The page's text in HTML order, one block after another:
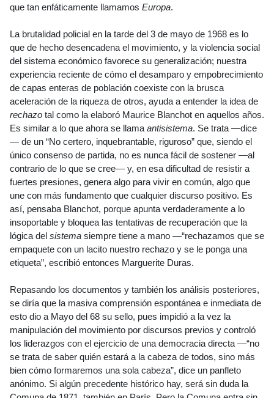
que tan enfáticamente llamamos Europa.
La brutalidad policial en la tarde del 3 de mayo de 1968 es lo
que de hecho desencadena el movimiento, y la violencia social
del sistema económico favorece su generalización; nuestra
experiencia reciente de cómo el desamparo y empobrecimiento
de capas enteras de población coexiste con la brusca
aceleración de la riqueza de otros, ayuda a entender la idea de
rechazo tal como la elaboró Maurice Blanchot en aquellos años.
Es similar a lo que ahora se llamaantisistema. Se trata —dice
— de un “No certero, inquebrantable, riguroso” que, siendo el
único consenso de partida, no es nunca fácil de sostener —al
contrario de lo que se cree— y, en esa dificultad de resistir a
fuertes presiones, genera algo para vivir en común, algo que
une con más fundamento que cualquier discurso positivo. Es
así, pensaba Blanchot, porque apunta verdaderamente a lo
insoportable y bloquea las tentativas de recuperación que la
lógica del sistema siempre tiene a mano —“rechazamos que se
empaquete con un lacito nuestro rechazo y se le ponga una
etiqueta”, escribió entonces Marguerite Duras.
Repasando los documentos y también los análisis posteriores,
se diría que la masiva comprensión espontánea e inmediata de
esto dio a Mayo del 68 su sello, pues impidió a la vez la
manipulación del movimiento por discursos previos y controló
los liderazgos con el ejercicio de una democracia directa —“no
se trata de saber quién estará a la cabeza de todos, sino más
bien cómo formaremos una sola cabeza”, dice un panfleto
anónimo. Si algún precedente histórico hay, será sin duda la